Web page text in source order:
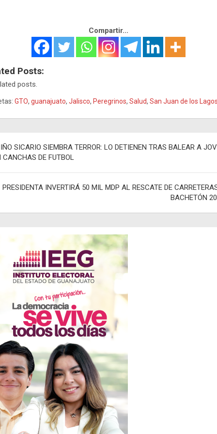
Compartir...
Posts:
posts.
GTO, guanajuato, Jalisco, Peregrinos, Salud, San Juan de los
SICARIO SIEMBRA TERROR: LO DETIENEN TRAS BALEAR A
CANCHAS DE FUTBOL
PRESIDENTA INVERTIRÁ 50 MIL MDP AL RESCATE DE
BACHETÓN